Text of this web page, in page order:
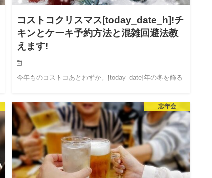
コストコクリスマス[today_date_h]!チ
キンとケーキ予約方法と混雑回避法教
えます!
今年ものコストコあとわずか。[today_date]年の冬を飾る
緒にワイワイパーティーや、家族と過ごすという人も多
いと思います。 クリスマスに欠かせないものといった
ら、…
忘年会